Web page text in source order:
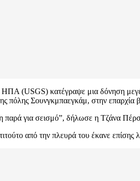
ΗΠΑ (USGS) κατέγραψε μια δόνηση
πόλης Σουνγκμπαεγκάμ, στην επαρχία
παρά για σεισμό”, δήλωσε η Τζάνα
από την πλευρά του έκανε